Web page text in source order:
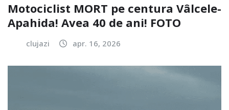
Motociclist MORT pe centura Vâlcele-
Apahida! Avea 40 de ani! FOTO
clujazi apr. 16, 2026